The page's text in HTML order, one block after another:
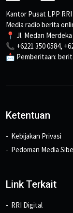
Kantor Pusat LPP RRI
Media radio berita
📍 Jl. Medan
📞 +6221 350 0584,
📩 Pemberitaan:
Ketentuan
Kebijakan Privasi
Pedoman Media
Link Terkait
RRI Digital